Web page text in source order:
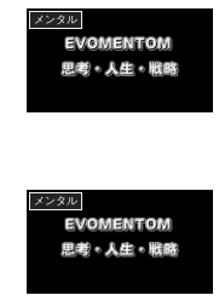
メンタル
メンタル